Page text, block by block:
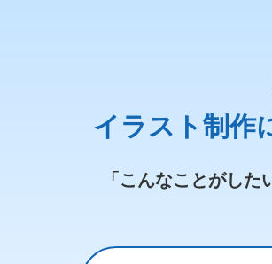
イラスト制作
「こんなことがした